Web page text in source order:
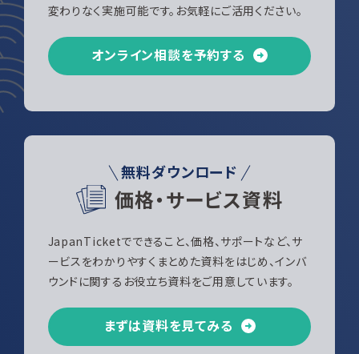
変わりなく実施可能です。お気軽にご活用ください。
オンライン相談を予約する
無料ダウンロード
価格・サービス資料
JapanTicketでできること、価格、サポートなど、サ
ービスをわかりやすくまとめた資料をはじめ、インバ
ウンドに関するお役立ち資料をご用意しています。
まずは資料を見てみる